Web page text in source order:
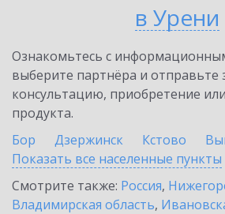
в Урени
Ознакомьтесь с
выберите партнёра и отправьте
консультацию, приобретение
продукта.
Бор
Дзержинск Кстово
Показать все населенные пункты
Смотрите также: Россия,
Владимирская область,